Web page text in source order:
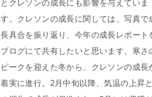
とクレソンの成長にも影響を与えていま
す。クレソンの成長に関しては、写真で
長具合を振り返り、今年の成長レポート
ブログにて共有したいと思います。寒さ
ピークを迎えた冬から、クレソンの成長
着実に進行。2月中旬以降、気温の上昇